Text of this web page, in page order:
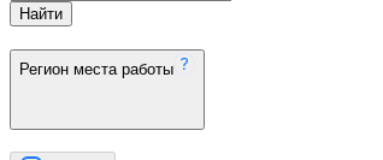
Найти
Регион места работы